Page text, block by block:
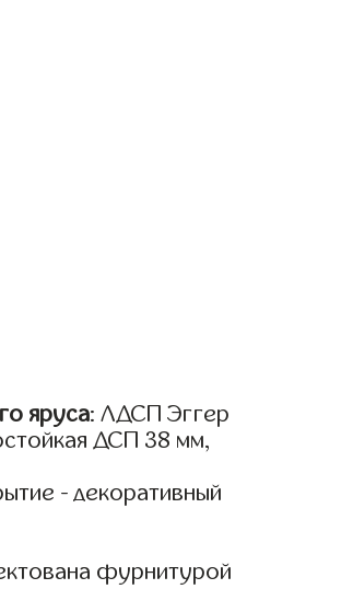
яруса: ЛДСП Эггер
ДСП 38 мм,
- декоративный
фурнитурой